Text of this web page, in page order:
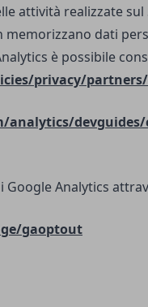
attività realizzate sul
memorizzano dati
è possibile
privacy/partners/
analytics/
Google Analytics
gaoptout